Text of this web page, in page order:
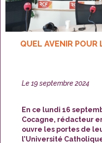
QUEL AVENIR POUR
Publié
Le19 septembre 2024
En ce lundi 16
Cocagne, rédacteur
ouvre les portes de
l’Université